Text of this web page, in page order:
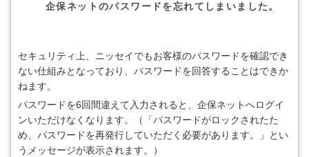
企保ネットのパスワードを忘れてしまいました。
セキュリティ上、ニッセイでもお客様のパスワードを確認でき
ない仕組みとなっており、パスワードを回答することはできか
ねます。
パスワードを6回間違えて入力されると、企保ネットへログイ
ンいただけなくなります。（「パスワードがロックされたた
め、パスワードを再発行していただく必要があります。」とい
うメッセージが表示されます。）